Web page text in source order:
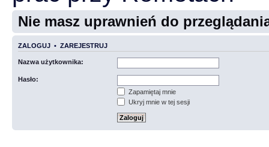
Nie masz uprawnień do
ZALOGUJ • ZAREJESTRUJ
Nazwa użytkownika:
Hasło:
Zapamiętaj mnie
Ukryj mnie w tej sesji